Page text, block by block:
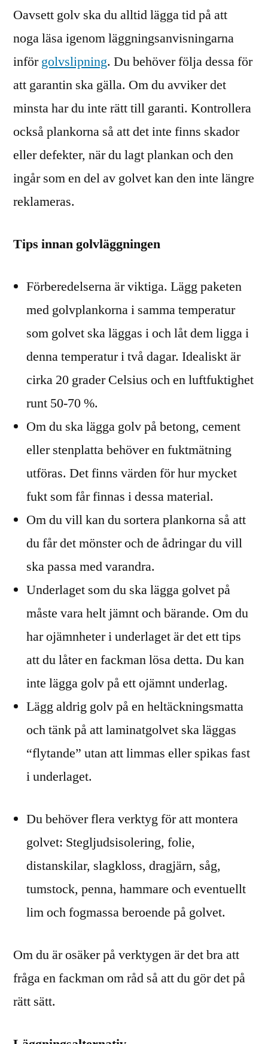
Oavsett golv ska du alltid lägga tid på att
noga läsa igenom läggningsanvisningarna
införgolvslipning. Du behöver följa dessa för
att garantin ska gälla. Om du avviker det
minsta har du inte rätt till garanti. Kontrollera
också plankorna så att det inte finns skador
eller defekter, när du lagt plankan och den
ingår som en del av golvet kan den inte längre
reklameras.
Tips innan golvläggningen
Förberedelserna är viktiga. Lägg paketen
med golvplankorna i samma temperatur
som golvet ska läggas i och låt dem ligga i
denna temperatur i två dagar. Idealiskt är
cirka 20 grader Celsius och en luftfuktighet
runt 50-70 %.
Om du ska lägga golv på betong, cement
eller stenplatta behöver en fuktmätning
utföras. Det finns värden för hur mycket
fukt som får finnas i dessa material.
Om du vill kan du sortera plankorna så att
du får det mönster och de ådringar du vill
ska passa med varandra.
Underlaget som du ska lägga golvet på
måste vara helt jämnt och bärande. Om du
har ojämnheter i underlaget är det ett tips
att du låter en fackman lösa detta. Du kan
inte lägga golv på ett ojämnt underlag.
Lägg aldrig golv på en heltäckningsmatta
och tänk på att laminatgolvet ska läggas
“flytande” utan att limmas eller spikas fast
i underlaget.
Du behöver flera verktyg för att montera
golvet: Stegljudsisolering, folie,
distanskilar, slagkloss, dragjärn, såg,
tumstock, penna, hammare och eventuellt
lim och fogmassa beroende på golvet.
Om du är osäker på verktygen är det bra att
fråga en fackman om råd så att du gör det på
rätt sätt.